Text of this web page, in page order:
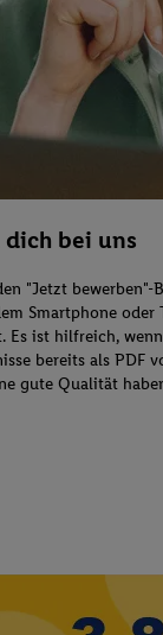
bei uns
"Jetzt bewerben"-
Smartphone oder
Es ist hilfreich,
bereits als PDF
gute Qualität